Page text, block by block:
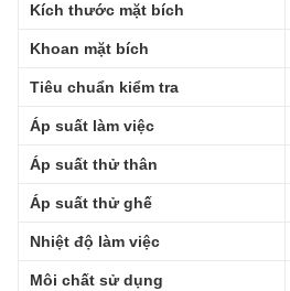
Kích thước mặt bích
Khoan mặt bích
Tiêu chuẩn kiểm tra
Áp suất làm việc
Áp suất thử thân
Áp suất thử ghế
Nhiệt độ làm việc
Môi chất sử dụng